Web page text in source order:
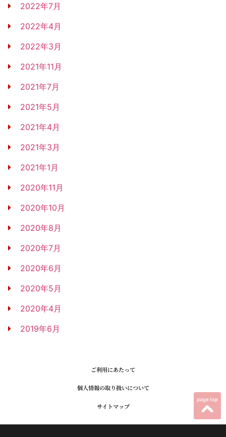
2022年7月
2022年4月
2022年3月
2021年11月
2021年7月
2021年5月
2021年4月
2021年3月
2021年1月
2020年11月
2020年10月
2020年8月
2020年7月
2020年6月
2020年5月
2020年4月
2019年6月
ご利用にあたって
個人情報の取り扱いについて
サイトマップ